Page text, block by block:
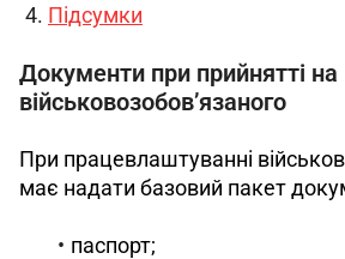
Підсумки
Документи при прийнятті на
військовозобов’язаного
При працевлаштуванні
має надати базовий пакет
паспорт;